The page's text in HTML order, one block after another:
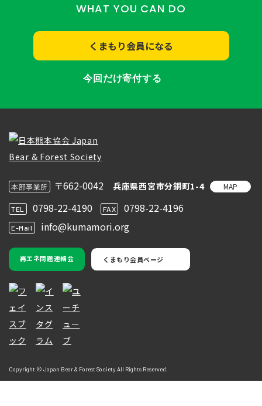
WHAT YOU CAN DO
くまもり会員になる
今回だけ寄付する
本部事業所 〒662-0042 兵庫県西宮市分銅町1-4 MAP
TEL 0798-22-4190 FAX 0798-22-4196
E-Mail info@kumamori.org
再エネ問題連絡会 くまもり会員ページ
Copyright © Japan Bear & Forest Society All Rights Reserved.